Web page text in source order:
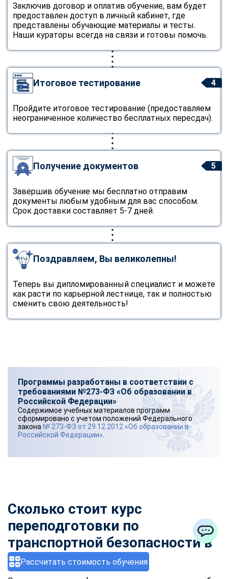
Рассчитать стоимость обучения
Заключив договор и оплатив обучение, вам будет
предоставлен доступ в личный кабинет, где
представлены обучающие материалы и тесты.
Наши кураторы всегда на связи и готовы помочь.
4
Итоговое тестирование
Пройдите итоговое тестирование (предоставляем
неограниченное количество бесплатных пересдач).
5
Получение документов
Завершив обучение мы бесплатно отправим
документы любым удобным для вас способом.
Срок доставки составляет 5-7 дней.
Поздравляем, Вы великолепны!
Теперь вы дипломированный специалист и можете
как расти по карьерной лестнице, так и полностью
сменить свою деятельность!
Программы разработаны в соответствии с
требованиями №273-ФЗ «Об образовании в
Российской Федерации»
Содержимое учебных материалов программ
сформировано с учетом положений Федерального
закона № 273-ФЗ от 29.12.2012 «Об образовании в
Российской Федерации»
Сколько стоит курс
переподготовки по
транспортной безопасностив
Дзержинске?
ChatApp
Мессенджеры
Свяжитесь с нами через любой удобный мессенджер!
Telegram WhatsApp
Vkontakte EMail
ChatApp